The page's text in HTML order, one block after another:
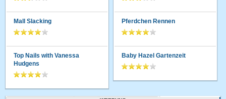
Mall Slacking
Top Nails with Vanessa
Hudgens
Pferdchen Rennen
Baby Hazel Gartenzeit